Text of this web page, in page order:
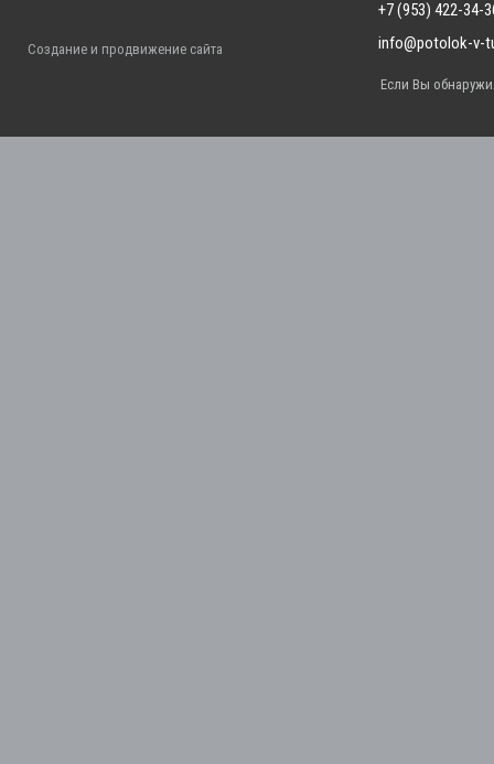
Создание и продвижение сайта
+7 (953) 422-34-
info@potolok-v-
Если Вы